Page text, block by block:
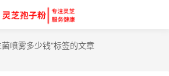
喷雾多少钱"标签的文章